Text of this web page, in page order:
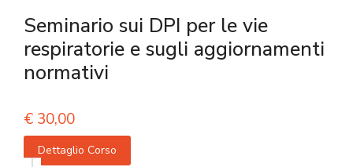
Seminario sui DPI per le vie
respiratorie e sugli aggiornamenti
normativi
€ 30,00
Dettaglio Corso